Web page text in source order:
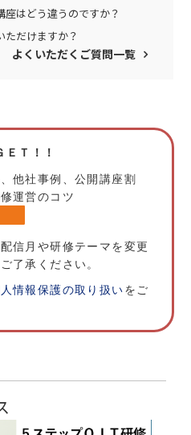
はどう違うのですか？
ただけますか？
よくいただくご質問一覧
Ｔ！！
他社事例、公開講座割
運営のコツ
信月や研修テーマを変更
了承ください。
情報保護の取り扱いをご